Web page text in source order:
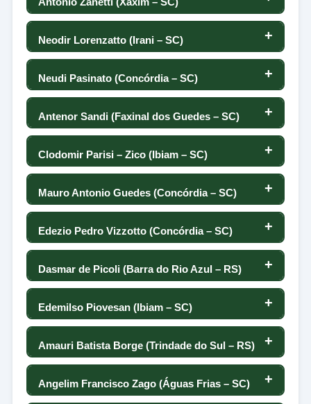
111
0
110
65
109
0
109
66
108
0
108
61
67
107
0
107
35
-118
68
106
0
106
-102
-39
69
105
0
105
28
80
2
70
104
0
104
Neodir Lorenzatto (Irani – SC)
-2
76
-8
70
103
0
103
Neudi Pasinato (Concórdia – SC)
7
-6
-9
72
102
0
102
Antenor Sandi (Faxinal dos Guedes – SC)
-8
-8
53
72
101
0
Clodomir Parisi – Zico (Ibiam – SC)
-3
69
13
74
100
Mauro Antonio Guedes (Concórdia – SC)
-12
33
34
74
Edezio Pedro Vizzotto (Concórdia – SC)
28
72
-81
Dasmar de Picoli (Barra do Rio Azul – RS)
-34
-17
142
Edemilso Piovesan (Ibiam – SC)
28
Amauri Batista Borge (Trindade do Sul – RS)
22
Angelim Francisco Zago (Águas Frias – SC)